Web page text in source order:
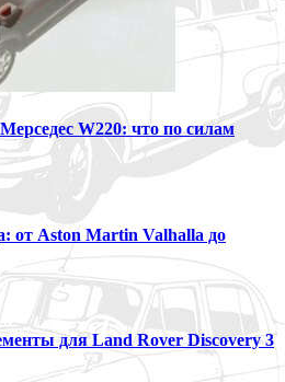
W220: что по силам
от Aston Martin Valhalla до
для Land Rover Discovery 3